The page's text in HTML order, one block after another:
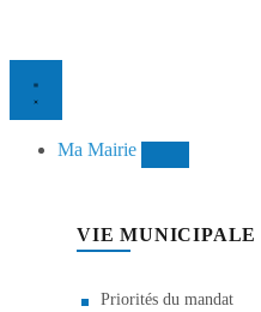
Ma Mairie
VIE MUNICIPALE
Priorités du mandat